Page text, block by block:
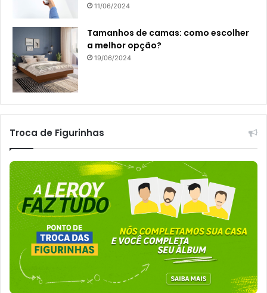
11/06/2024
Tamanhos de camas: como escolher
a melhor opção?
19/06/2024
Troca de Figurinhas